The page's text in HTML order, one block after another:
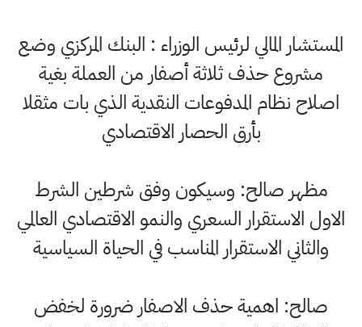
المستشار المالي لرئيس الوزراء : البنك المركزي وضع
مشروع حذف ثلاثة أصفار من العملة بغية
اصلاح نظام المدفوعات النقدية الذي بات مثقلا
بأرق الحصار الاقتصادي
مظهر صالح: وسيكون وفق شرطين الشرط
الاول الاستقرار السعري والنمو الاقتصادي العالمي
والثاني الاستقرار المناسب في الحياة السياسية
صالح: اهمية حذف الاصفار ضرورة لخفض